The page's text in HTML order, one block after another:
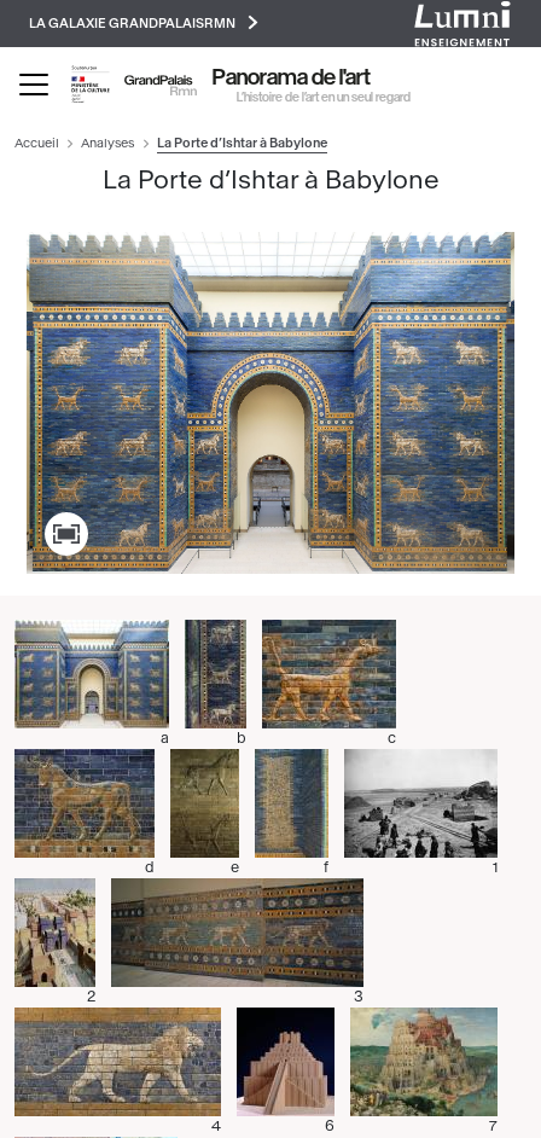
principal
LA GALAXIE GRANDPALAISRMN
Panorama de l'art
L’histoire de l’art en un seul regard
Accueil Analyses La Porte d’Ishtar à Babylone
La Porte d’Ishtar à Babylone
a b c
d e f 1
2 3
4 6 7